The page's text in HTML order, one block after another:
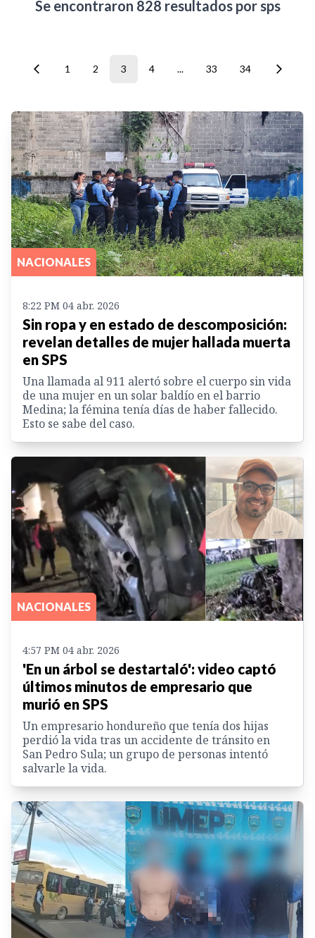
Se encontraron 828 resultados por sps
1 2 3 4 ... 33 34
NACIONALES
8:22 PM 04 abr. 2026
Sin ropa y en estado de descomposición:
revelan detalles de mujer hallada muerta
en SPS
Una llamada al 911 alertó sobre el cuerpo sin vida
de una mujer en un solar baldío en el barrio
Medina; la fémina tenía días de haber fallecido.
Esto se sabe del caso.
NACIONALES
4:57 PM 04 abr. 2026
'En un árbol se destartaló': video captó
últimos minutos de empresario que
murió en SPS
Un empresario hondureño que tenía dos hijas
perdió la vida tras un accidente de tránsito en
San Pedro Sula; un grupo de personas intentó
salvarle la vida.